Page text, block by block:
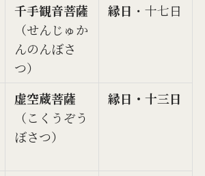
千手観音菩薩
（せんじゅか
んのんぼさ
つ）
縁日 ・十七日
虚空蔵菩薩
（こくうぞう
ぼさつ）
縁日・十三日